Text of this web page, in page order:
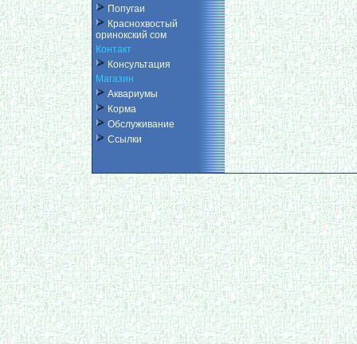
Попугаи
Краснохвостый
оринокский сом
Контакт
Консультация
Магазин
Аквариумы
Корма
Обслуживание
Ссылки